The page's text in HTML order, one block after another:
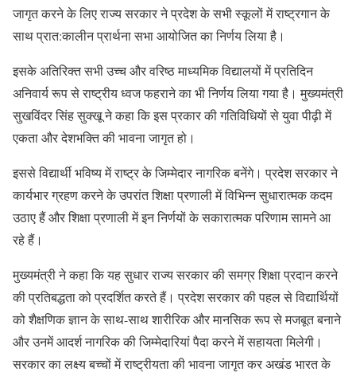
जागृत करने के लिए राज्य सरकार ने प्रदेश के सभी स्कूलों में राष्ट्रगान के
साथ प्रात:कालीन प्रार्थना सभा आयोजित का निर्णय लिया है।
इसके अतिरिक्त सभी उच्च और वरिष्ठ माध्यमिक विद्यालयों में प्रतिदिन
अनिवार्य रूप से राष्ट्रीय ध्वज फहराने का भी निर्णय लिया गया है। मुख्यमंत्री
सुखविंदर सिंह सुक्खू ने कहा कि इस प्रकार की गतिविधियों से युवा पीढ़ी में
एकता और देशभक्ति की भावना जागृत हो।
इससे विद्यार्थी भविष्य में राष्ट्र के जिम्मेदार नागरिक बनेंगे। प्रदेश सरकार ने
कार्यभार ग्रहण करने के उपरांत शिक्षा प्रणाली में विभिन्न सुधारात्मक कदम
उठाए हैं और शिक्षा प्रणाली में इन निर्णयों के सकारात्मक परिणाम सामने आ
रहे हैं।
मुख्यमंत्री ने कहा कि यह सुधार राज्य सरकार की समग्र शिक्षा प्रदान करने
की प्रतिबद्धता को प्रदर्शित करते हैं। प्रदेश सरकार की पहल से विद्यार्थियों
को शैक्षणिक ज्ञान के साथ-साथ शारीरिक और मानसिक रूप से मजबूत बनाने
और उनमें आदर्श नागरिक की जिम्मेदारियां पैदा करने में सहायता मिलेगी।
सरकार का लक्ष्य बच्चों में राष्ट्रीयता की भावना जागृत कर अखंड भारत के